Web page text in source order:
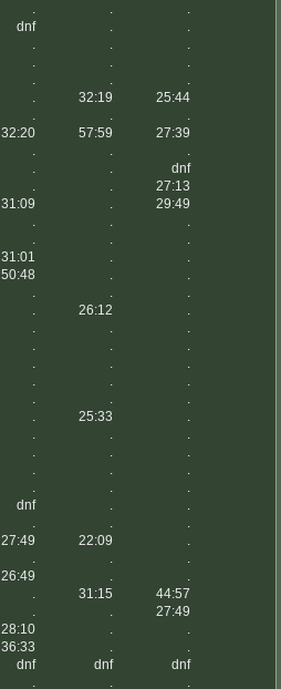
. .
.
dnf .
.
. .
.
. .
.
. .
.
. 32:19
25:44
. .
.
32:20 57:59
27:39
. .
.
. .
dnf
. .
27:13
31:09 .
29:49
. .
.
. .
.
31:01 .
.
50:48 .
.
. .
.
. 26:12
.
. .
.
. .
.
. .
.
. .
.
. .
.
. 25:33
.
. .
.
. .
.
. .
.
. .
.
dnf .
.
. .
.
27:49 22:09
.
. .
.
26:49 .
.
. 31:15
44:57
. .
27:49
28:10 .
.
36:33 .
.
dnf dnf
dnf
. .
.